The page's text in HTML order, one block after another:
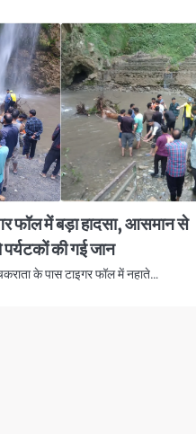
फॉल में बड़ा हादसा, आसमान से
पर्यटकों की गई जान
के पास टाइगर फॉल में नहाते…